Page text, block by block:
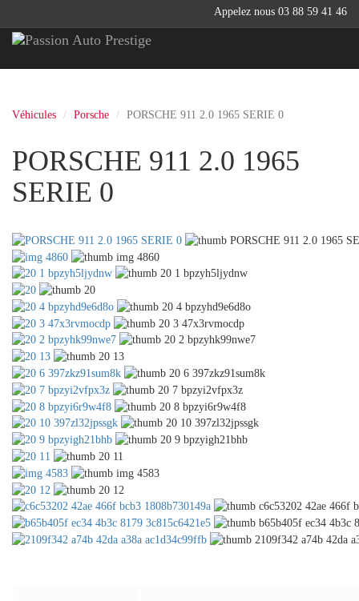
Appelez nous 03 88 59 41 46
Véhicules Porsche PORSCHE 911 2.0 1965 SERIE 0
PORSCHE 911 2.0 1965
SERIE 0